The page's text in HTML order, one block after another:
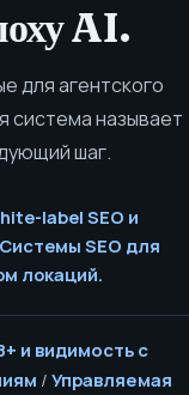
AI.
для агентского
система называет
шаг.
label SEO и
Системы SEO для
локаций.
и видимость с
/ Управляемая